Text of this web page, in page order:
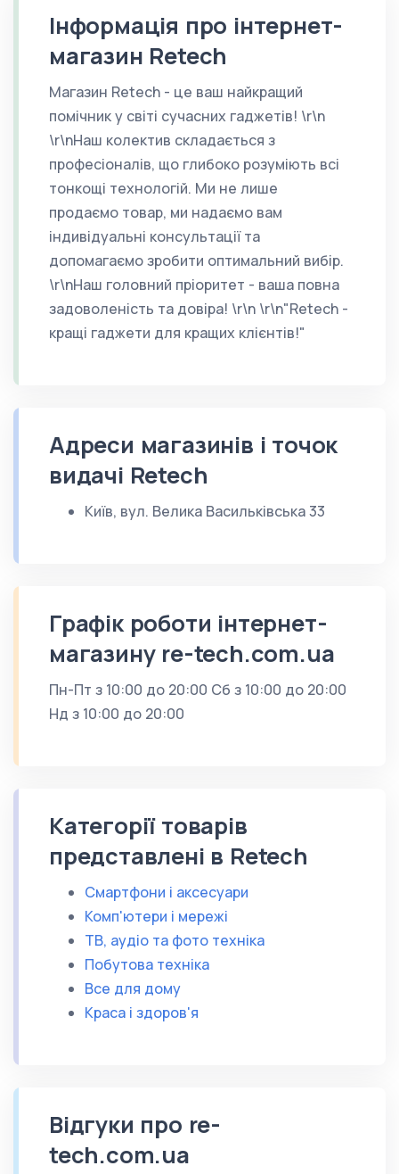
Інформація про інтернет-
магазин Retech
Магазин Retech - це ваш найкращий
помічник у світі сучасних гаджетів! \r\n
\r\nНаш колектив складається з
професіоналів, що глибоко розуміють всі
тонкощі технологій. Ми не лише
продаємо товар, ми надаємо вам
індивідуальні консультації та
допомагаємо зробити оптимальний вибір.
\r\nНаш головний пріоритет - ваша повна
задоволеність та довіра! \r\n \r\n"Retech -
кращі гаджети для кращих клієнтів!"
Адреси магазинів і точок
видачі Retech
Київ, вул. Велика Васильківська 33
Графік роботи інтернет-
магазину re-tech.com.ua
Пн-Пт з 10:00 до 20:00 Сб з 10:00 до 20:00
Нд з 10:00 до 20:00
Категорії товарів
представлені в Retech
Смартфони і аксесуари
Комп'ютери і мережі
ТВ, аудіо та фото техніка
Побутова техніка
Все для дому
Краса і здоров'я
Відгуки про re-
tech.com.ua